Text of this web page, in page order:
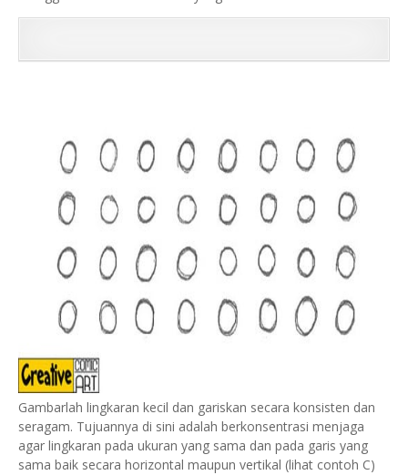
Gambarlah lingkaran kecil dan gariskan secara konsisten dan
seragam. Tujuannya di sini adalah berkonsentrasi menjaga
agar lingkaran pada ukuran yang sama dan pada garis yang
sama baik secara horizontal maupun vertikal (lihat contoh C)